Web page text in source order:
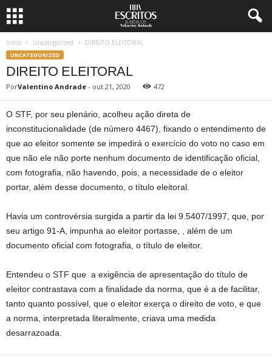
Início Uncategorized DIREITO ELEITORAL
UNCATEGORIZED
DIREITO ELEITORAL
PorValentino Andrade - out 21, 2020 472
O STF, por seu plenário, acolheu ação direta de
inconstitucionalidade (de número 4467), fixando o entendimento de
que ao eleitor somente se impedirá o exercício do voto no caso em
que não ele não porte nenhum documento de identificação oficial,
com fotografia, não havendo, pois, a necessidade de o eleitor
portar, além desse documento, o título eleitoral.
Havia um controvérsia surgida a partir da lei 9.5407/1997, que, por
seu artigo 91-A, impunha ao eleitor portasse, , além de um
documento oficial com fotografia, o título de eleitor.
Entendeu o STF que a exigência de apresentação do título de
eleitor contrastava com a finalidade da norma, que é a de facilitar,
tanto quanto possível, que o eleitor exerça o direito de voto, e que
a norma, interpretada literalmente, criava uma medida
desarrazoada.